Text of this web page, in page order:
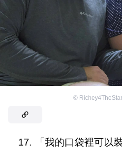
©
17. 「我的口袋裡可以